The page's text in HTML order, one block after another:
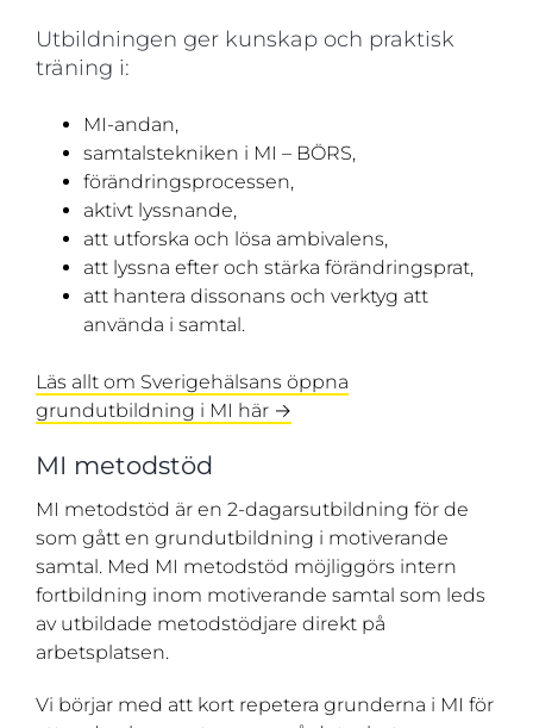
Utbildningen ger kunskap och praktisk
träning i:
MI-andan,
samtalstekniken i MI – BÖRS,
förändringsprocessen,
aktivt lyssnande,
att utforska och lösa ambivalens,
att lyssna efter och stärka förändringsprat,
att hantera dissonans och verktyg att
använda i samtal.
Läs allt om Sverigehälsans öppna
grundutbildning i MI här →
MI metodstöd
MI metodstöd är en 2-dagarsutbildning för de
som gått en grundutbildning i motiverande
samtal. Med MI metodstöd möjliggörs intern
fortbildning inom motiverande samtal som leds
av utbildade metodstödjare direkt på
arbetsplatsen.
Vi börjar med att kort repetera grunderna i MI för